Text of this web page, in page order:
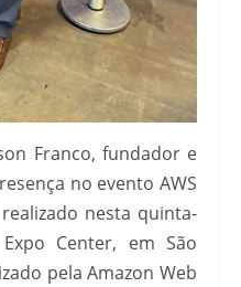
Franco, fundador e
no evento AWS
nesta quinta-
Center, em São
pela Amazon Web